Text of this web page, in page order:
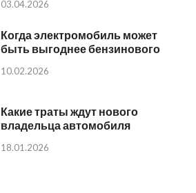
03.04.2026
Когда электромобиль может
быть выгоднее бензинового
10.02.2026
Какие траты ждут нового
владельца автомобиля
18.01.2026